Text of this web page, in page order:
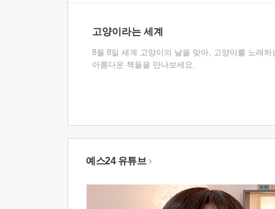
고양이라는 세계
8월 8일 세계 고양이의 날을 맞아, 고양이를 노래하
아름다운 책들을 만나보세요.
예스24 유튜브